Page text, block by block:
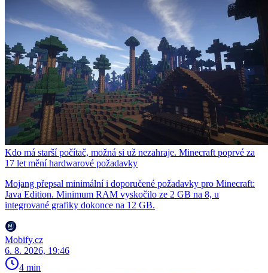
Kdo má starší počítač, možná si už nezahraje. Minecraft poprvé za
17 let mění hardwarové požadavky
Mojang přepsal minimální i doporučené požadavky pro Minecraft:
Java Edition. Minimum RAM vyskočilo ze 2 GB na 8, u
integrované grafiky dokonce na 12 GB.
Mobify.cz
6. 8. 2026, 19:46
4 min